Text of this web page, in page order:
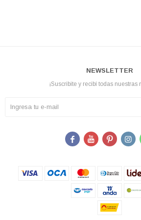
NEWSLETTER
¡Suscribite y recibí todas nuestras
   